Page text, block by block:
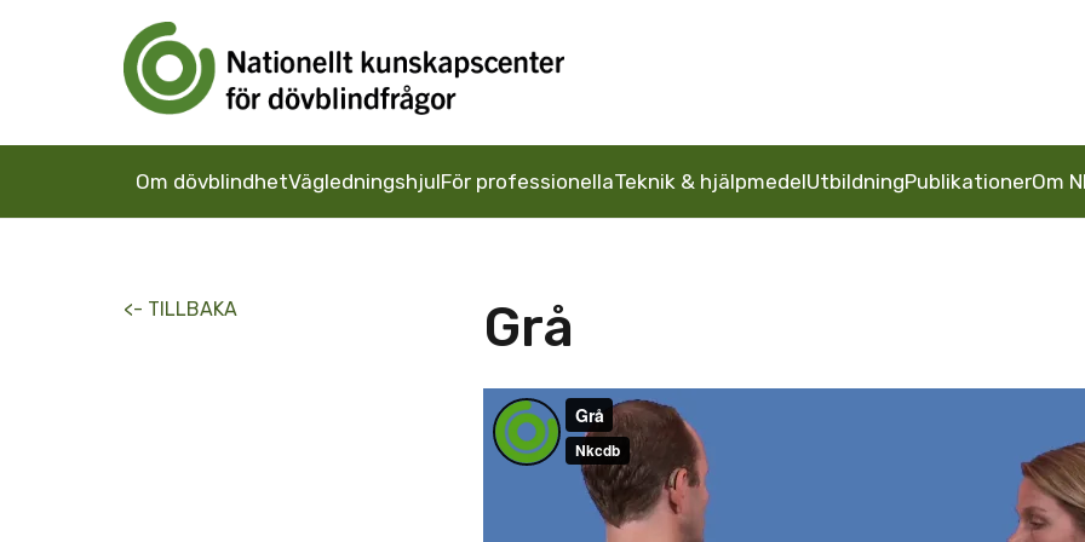
Om dövblindhetVägledningshjulFör professionellaTeknik & hjälpmedelUtbildningPublikationerOm
<- TILLBAKA Grå